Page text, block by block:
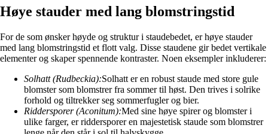
Høye stauder med lang blomstringstid
For de som ønsker høyde og struktur i staudebedet, er høye stauder
med lang blomstringstid et flott valg. Disse staudene gir bedet vertikale
elementer og skaper spennende kontraster. Noen eksempler inkluderer:
Solhatt (Rudbeckia):Solhatt er en robust staude med store gule
blomster som blomstrer fra sommer til høst. Den trives i solrike
forhold og tiltrekker seg sommerfugler og bier.
Riddersporer (Aconitum):Med sine høye spirer og blomster i
ulike farger, er riddersporer en majestetisk staude som blomstrer